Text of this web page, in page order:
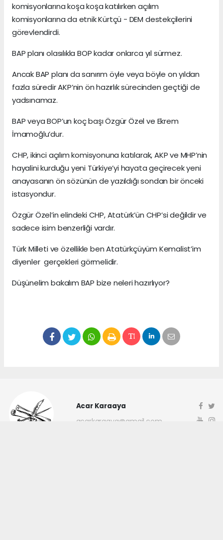
komisyonlarına koşa koşa katılırken açılım
komisyonlarına da etnik Kürtçü - DEM destekçilerini
görevlendirdi.
BAP planı olasılıkla BOP kadar onlarca yıl sürmez.
Ancak BAP planı da sanırım öyle veya böyle on yıldan
fazla süredir AKP’nin ön hazırlık sürecinden geçtiği de
yadsınamaz.
BAP veya BOP’un koç başı Özgür Özel ve Ekrem
İmamoğlu’dur.
CHP, ikinci açılım komisyonuna katılarak, AKP ve MHP’nin
hayalini kurduğu yeni Türkiye’yi hayata geçirecek yeni
anayasanın ön sözünün de yazıldığı sondan bir önceki
istasyondur.
Özgür Özel’in elindeki CHP, Atatürk’ün CHP’si değildir ve
sadece isim benzerliği vardır.
Türk Milleti ve özellikle ben Atatürkçüyüm Kemalist’im
diyenler gerçekleri görmelidir.
Düşünelim bakalım BAP bize neleri hazırlıyor?
Acar Karaaya
acarkaraaya@gmail.com